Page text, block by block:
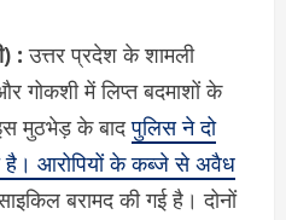
:उत्तर प्रदेश केशामली
में लिप्त बदमाशों के
मुठभेड़ के बादपुलिस ने दो
है। आरोपियों के कब्जे से अवैध
बरामद की गई है। दोनों